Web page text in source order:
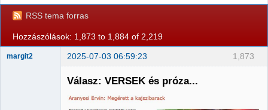
RSS tema forras
Hozzászólások: 1,873 to 1,884 of 2,219
1,873
margit2 2025-07-03 06:59:23
Válasz: VERSEK és próza...